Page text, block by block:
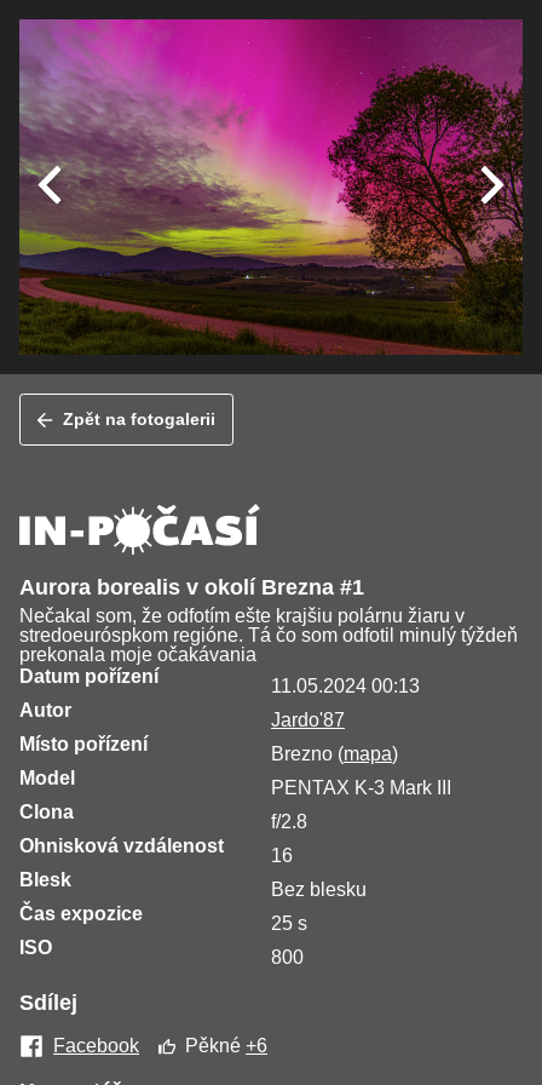
Zpět na fotogalerii
Aurora borealis v okolí Brezna #1
Nečakal som, že odfotím ešte krajšiu polárnu žiaru v
stredoeuróspkom regióne. Tá čo som odfotil minulý týždeň
prekonala moje očakávania
Datum pořízení
11.05.2024 00:13
Autor
Jardo'87
Místo pořízení
Brezno (mapa)
Model
PENTAX K-3 Mark III
Clona
f/2.8
Ohnisková vzdálenost
16
Blesk
Bez blesku
Čas expozice
25 s
ISO
800
Sdílej
Facebook Pěkné+6